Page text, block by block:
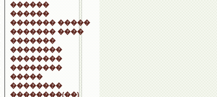
������
������
������� �����
������� ����
�������
��������
��������
��������
�����
��������
��������(��)